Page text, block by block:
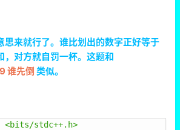
思来就行了。谁比划出的数字正好等于
，对方就自罚一杯。这题和
谁先倒 类似。
<bits/stdc++.h>